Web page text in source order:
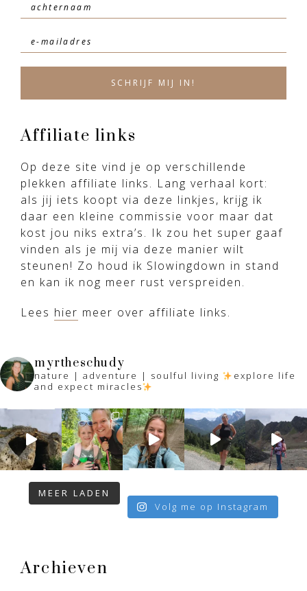
Affiliate links
Op deze site vind je op verschillende
plekken affiliate links. Lang verhaal kort:
als jij iets koopt via deze linkjes, krijg ik
daar een kleine commissie voor maar dat
kost jou niks extra’s. Ik zou het super gaaf
vinden als je mij via deze manier wilt
steunen! Zo houd ik Slowingdown in stand
en kan ik nog meer rust verspreiden.
Lees hier meer over affiliate links.
myrtheschudy
nature | adventure | soulful living
explore life
and expect miracles
MEER LADEN
Volg me op Instagram
Footer
Archieven